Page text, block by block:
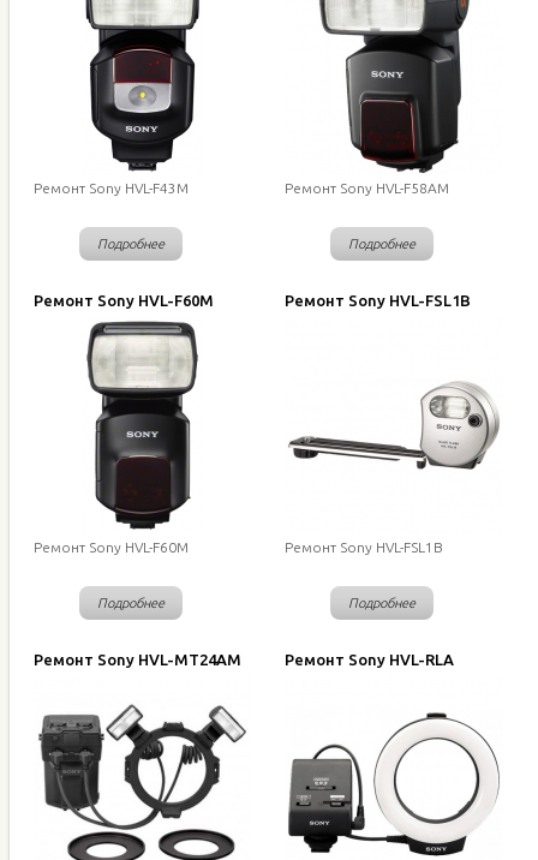
Ремонт Sony HVL-F43M
Подробнее
Ремонт Sony HVL-F58AM
Подробнее
Ремонт Sony HVL-F60M
Ремонт Sony HVL-F60M
Подробнее
Ремонт Sony HVL-FSL1B
Ремонт Sony HVL-FSL1B
Подробнее
Ремонт Sony HVL-MT24AM Ремонт Sony HVL-RLA